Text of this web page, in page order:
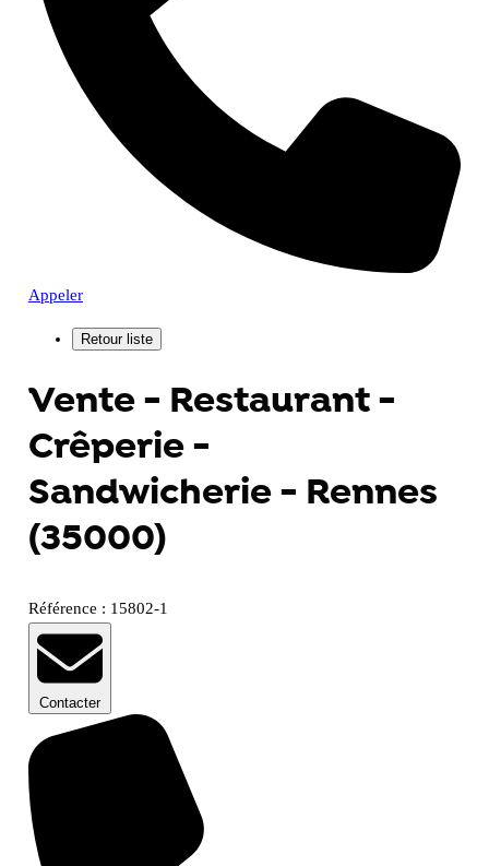
Appeler
Vente - Restaurant -
Crêperie -
Sandwicherie - Rennes
(35000)
Référence : 15802-1
Contacter